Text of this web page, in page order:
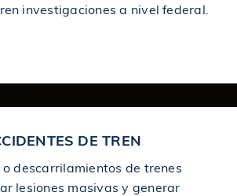
investigaciones a nivel federal.
DE TREN
descarrilamientos de trenes
lesiones masivas y generar
en un accidente de construcción
en un accidente de construcción